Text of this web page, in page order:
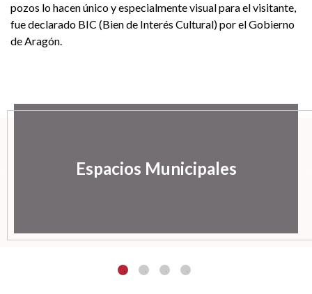
pozos lo hacen único y especialmente visual para el visitante,
fue declarado BIC (Bien de Interés Cultural) por el Gobierno
de Aragón.
Espacios Municipales